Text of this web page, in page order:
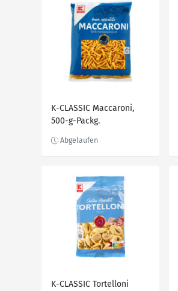
K-CLASSIC Maccaroni,
500-g-Packg.
K-CLASSIC Tortelloni